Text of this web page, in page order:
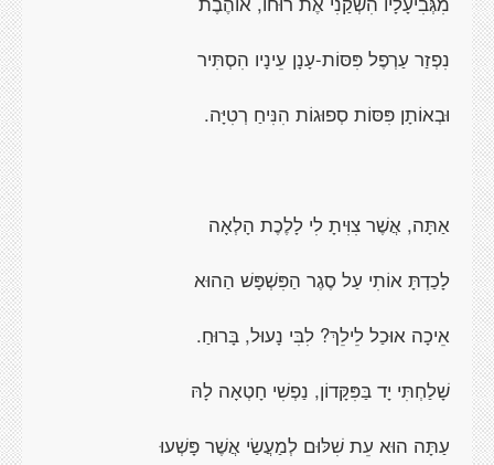
נִפְזַר עַרְפֶל פִּסּוֹת-עָנָן עֵינָיו הִסְתִּיר
וּבְאוֹתָן פִּסּוֹת סְפוּגוֹת הִנִּיחַ רְטִיָּה.
אַתָּה, אֲשֶׁר צִוִּיתָ לִי לָלֶכֶת הָלְאָה
לָכַדְתָּ אוֹתִי עַל סֶגֶר הַפִּשְׁפָּשׁ הַהוּא
אֵיכָה אוּכַל לֵילֵךְ? לִבִּי נָעוּל, בָּרוּחַ.
שָׁלַחְתִּי יָד בַּפִּקָּדוֹן, נַפְשִׁי חָטְאָה לָהּ
עַתָּה הוּא עֵת שִׁלּוּם לְמַעֲשַׂי אֲשֶׁר פָּשְׁעוּ